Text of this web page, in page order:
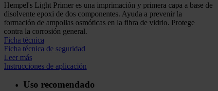
Hempel's Light Primer es una imprimación y primera capa a base de
disolvente epoxi de dos componentes. Ayuda a prevenir la
formación de ampollas osmóticas en la fibra de vidrio. Protege
contra la corrosión general.
Ficha técnica
Ficha técnica de seguridad
Leer más
Instrucciones de aplicación
Uso recomendado